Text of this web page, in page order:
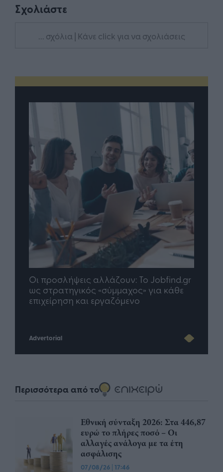
Σχολιάστε
... σχόλια | Κάνε click για να σχολιάσεις
TP Greece: Πώς διαμορφώνεται το
μέλλον του Insurance στην εποχή του AI
Advertorial
Περισσότερα από το
Εθνική σύνταξη 2026: Στα 446,87
ευρώ το πλήρες ποσό – Οι
αλλαγές ανάλογα με τα έτη
ασφάλισης
07/08/26 | 17:46